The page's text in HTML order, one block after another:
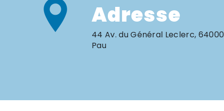
Adresse
44 Av. du Général Leclerc, 64000
Pau